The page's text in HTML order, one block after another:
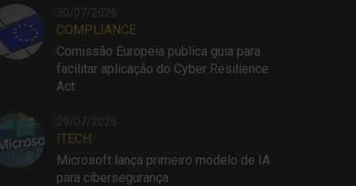
30/07/2026
COMPLIANCE
Comissão Europeia publica guia para
facilitar aplicação do Cyber Resilience
Act
29/07/2026
ITECH
Microsoft lança primeiro modelo de IA
para cibersegurança